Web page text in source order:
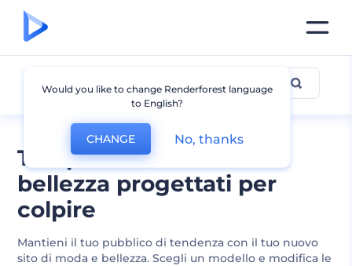
Template di siti moda e
bellezza progettati per
colpire
Mantieni il tuo pubblico di tendenza con il tuo nuovo
sito di moda e bellezza. Scegli un modello e modifica le
Moda e Bellezza
Would you like to change Renderforest language
to English?
CHANGE No, thanks